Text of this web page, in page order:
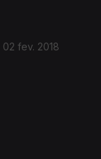
02 fev. 2018